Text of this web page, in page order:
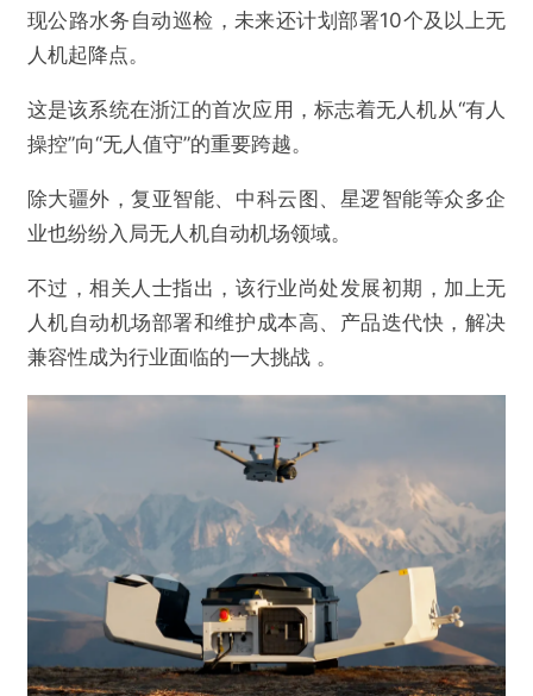
现公路水务自动巡检，未来还计划部署10个及以上无
人机起降点。
这是该系统在浙江的首次应用，标志着无人机从“有人
操控”向“无人值守”的重要跨越。
除大疆外，复亚智能、中科云图、星逻智能等众多企
业也纷纷入局无人机自动机场领域。
不过，相关人士指出，该行业尚处发展初期，加上无
人机自动机场部署和维护成本高、产品迭代快，解决
兼容性成为行业面临的一大挑战 。